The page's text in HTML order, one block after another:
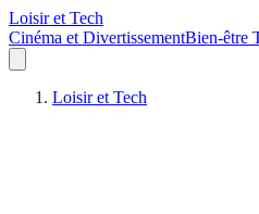
Loisir et Tech
Cinéma et DivertissementBien-être
Loisir et Tech